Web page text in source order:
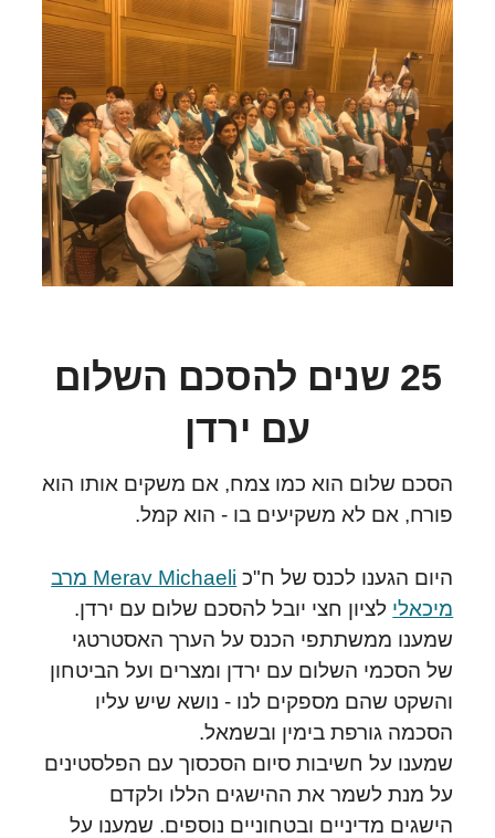
25 שנים להסכם השלום
עם ירדן
הסכם שלום הוא כמו צמח, אם משקים אותו הוא
פורח, אם לא משקיעים בו - הוא קמל.
היום הגענו לכנס של ח"כ
Merav Michaeli מרב
מיכאלי לציון חצי יובל להסכם שלום עם ירדן.
שמענו ממשתתפי הכנס על הערך האסטרטגי
של הסכמי השלום עם ירדן ומצרים ועל הביטחון
והשקט שהם מספקים לנו - נושא שיש עליו
הסכמה גורפת בימין ובשמאל.
שמענו על חשיבות סיום הסכסוך עם הפלסטינים
על מנת לשמר את ההישגים הללו ולקדם
הישגים מדיניים ובטחוניים נוספים. שמענו על